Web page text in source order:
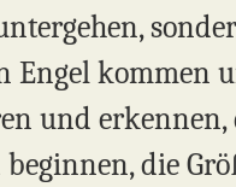
Engel kommen
und erkennen,
die